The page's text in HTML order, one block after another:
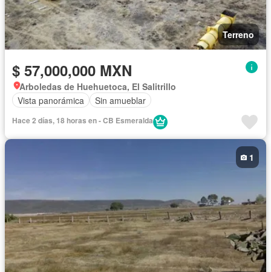
Terreno
$ 57,000,000 MXN
Arboledas de Huehuetoca, El Salitrillo
Vista panorámica
Sin amueblar
Hace 2 días, 18 horas en - CB Esmeralda
1